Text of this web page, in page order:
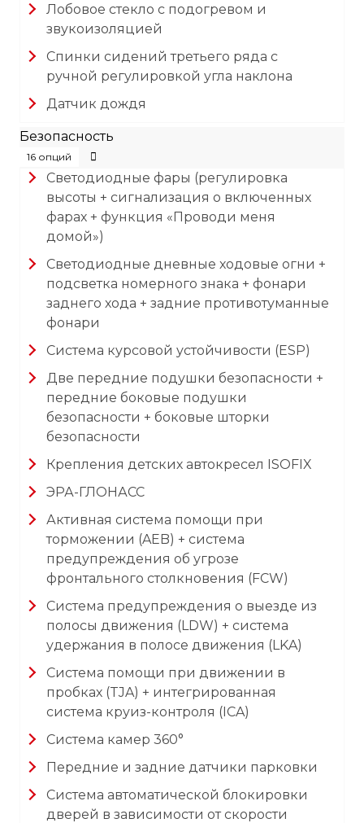
Лобовое стекло с подогревом и
звукоизоляцией
Спинки сидений третьего ряда с
ручной регулировкой угла наклона
Датчик дождя
Безопасность
16 опций
Светодиодные фары (регулировка
высоты + сигнализация о включенных
фарах + функция «Проводи меня
домой»)
Светодиодные дневные ходовые огни +
подсветка номерного знака + фонари
заднего хода + задние противотуманные
фонари
Система курсовой устойчивости (ESP)
Две передние подушки безопасности +
передние боковые подушки
безопасности + боковые шторки
безопасности
Крепления детских автокресел ISOFIX
ЭРА-ГЛОНАСС
Активная система помощи при
торможении (AEB) + система
предупреждения об угрозе
фронтального столкновения (FCW)
Система предупреждения о выезде из
полосы движения (LDW) + система
удержания в полосе движения (LKA)
Система помощи при движении в
пробках (TJA) + интегрированная
система круиз-контроля (ICA)
Система камер 360°
Передние и задние датчики парковки
Система автоматической блокировки
дверей в зависимости от скорости